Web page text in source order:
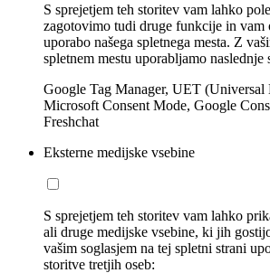
S sprejetjem teh storitev vam lahko
zagotovimo tudi druge funkcije in vam
uporabo našega spletnega mesta. Z
spletnem mestu uporabljamo naslednje
Google Tag Manager, UET (Universal
Microsoft Consent Mode, Google
Freshchat
Eksterne medijske vsebine
S sprejetjem teh storitev vam lahko
ali druge medijske vsebine, ki jih
vašim soglasjem na tej spletni strani
storitve tretjih oseb: